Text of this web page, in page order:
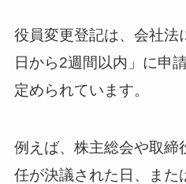
役員変更登記は、会社法
日から2週間以内」に申
定められています。
例えば、株主総会や取締
任が決議された日、また